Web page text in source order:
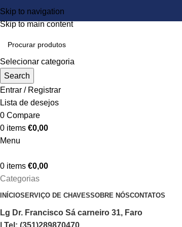
Skip to navigation
Skip to main content
Selecionar categoria
Search
Entrar / Registrar
Lista de desejos
0 Compare
0 items €0,00
Menu
0 items €0,00
Categorias
INÍCIOSERVIÇO DE CHAVESSOBRE NÓSCONTATOS
Lg Dr. Francisco Sá carneiro 31, Faro
| Tel: (351)289870470